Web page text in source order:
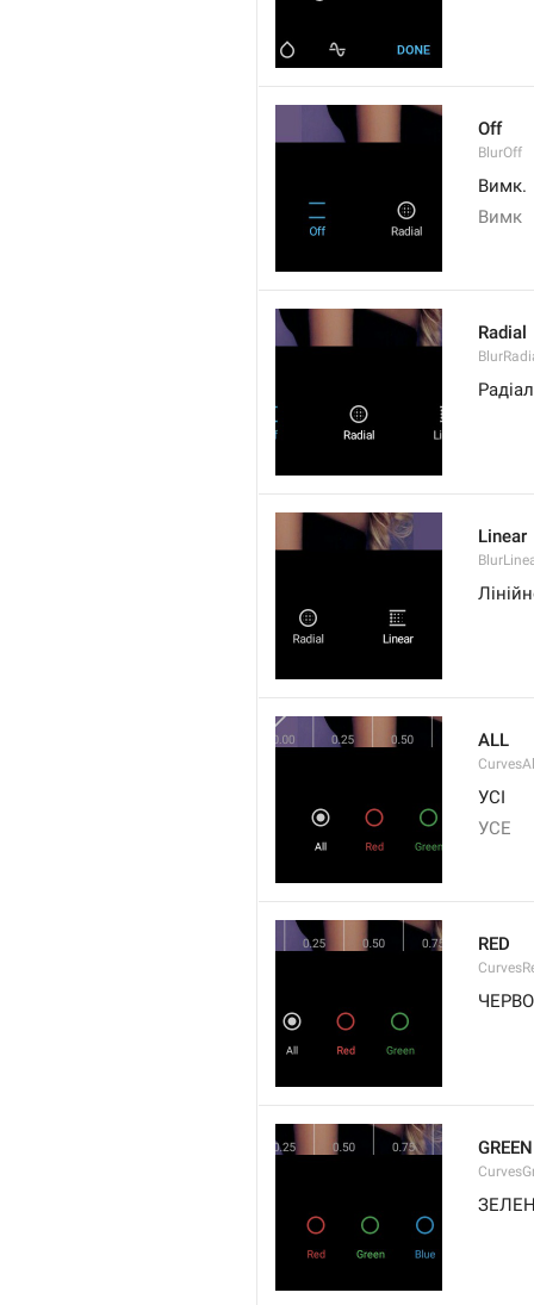
Off
BlurOff
Вимк.
Вимк
Radial
Linear
ALL
УСІ
УСЕ
RED
GREEN